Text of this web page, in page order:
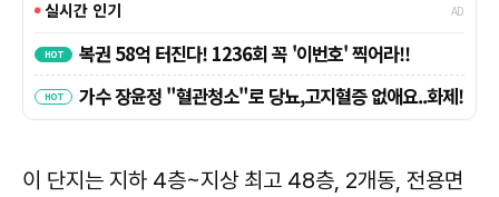
이 단지는 지하 4층~지상 최고 48층, 2개동, 전용면